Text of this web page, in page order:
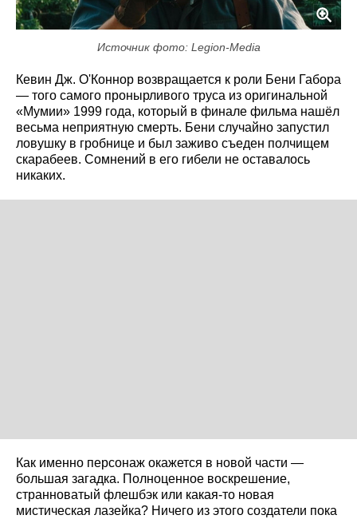
Источник фото: Legion-Media
Кевин Дж. О'Коннор возвращается к роли Бени Габора
— того самого пронырливого труса из оригинальной
«Мумии» 1999 года, который в финале фильма нашёл
весьма неприятную смерть. Бени случайно запустил
ловушку в гробнице и был заживо съеден полчищем
скарабеев. Сомнений в его гибели не оставалось
никаких.
Как именно персонаж окажется в новой части —
большая загадка. Полноценное воскрешение,
странноватый флешбэк или какая-то новая
мистическая лазейка? Ничего из этого создатели пока